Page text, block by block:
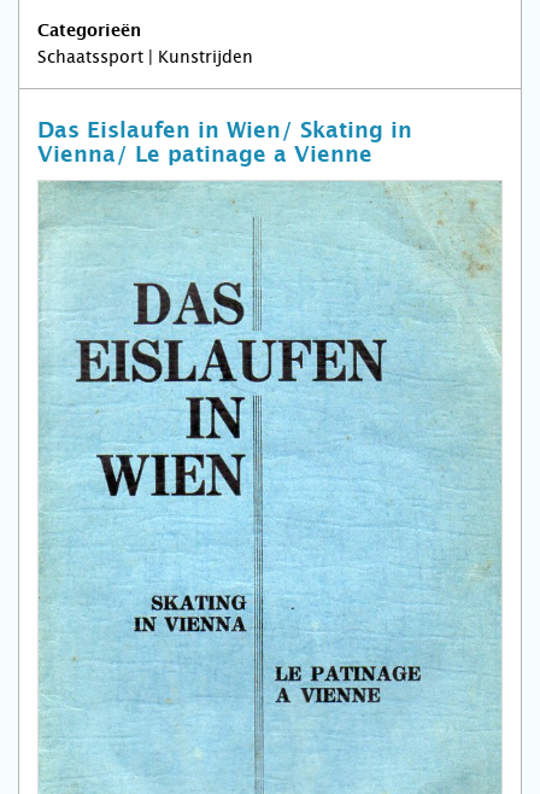
Categorieën
Schaatssport | Kunstrijden
Das Eislaufen in Wien/ Skating in
Vienna/ Le patinage a Vienne